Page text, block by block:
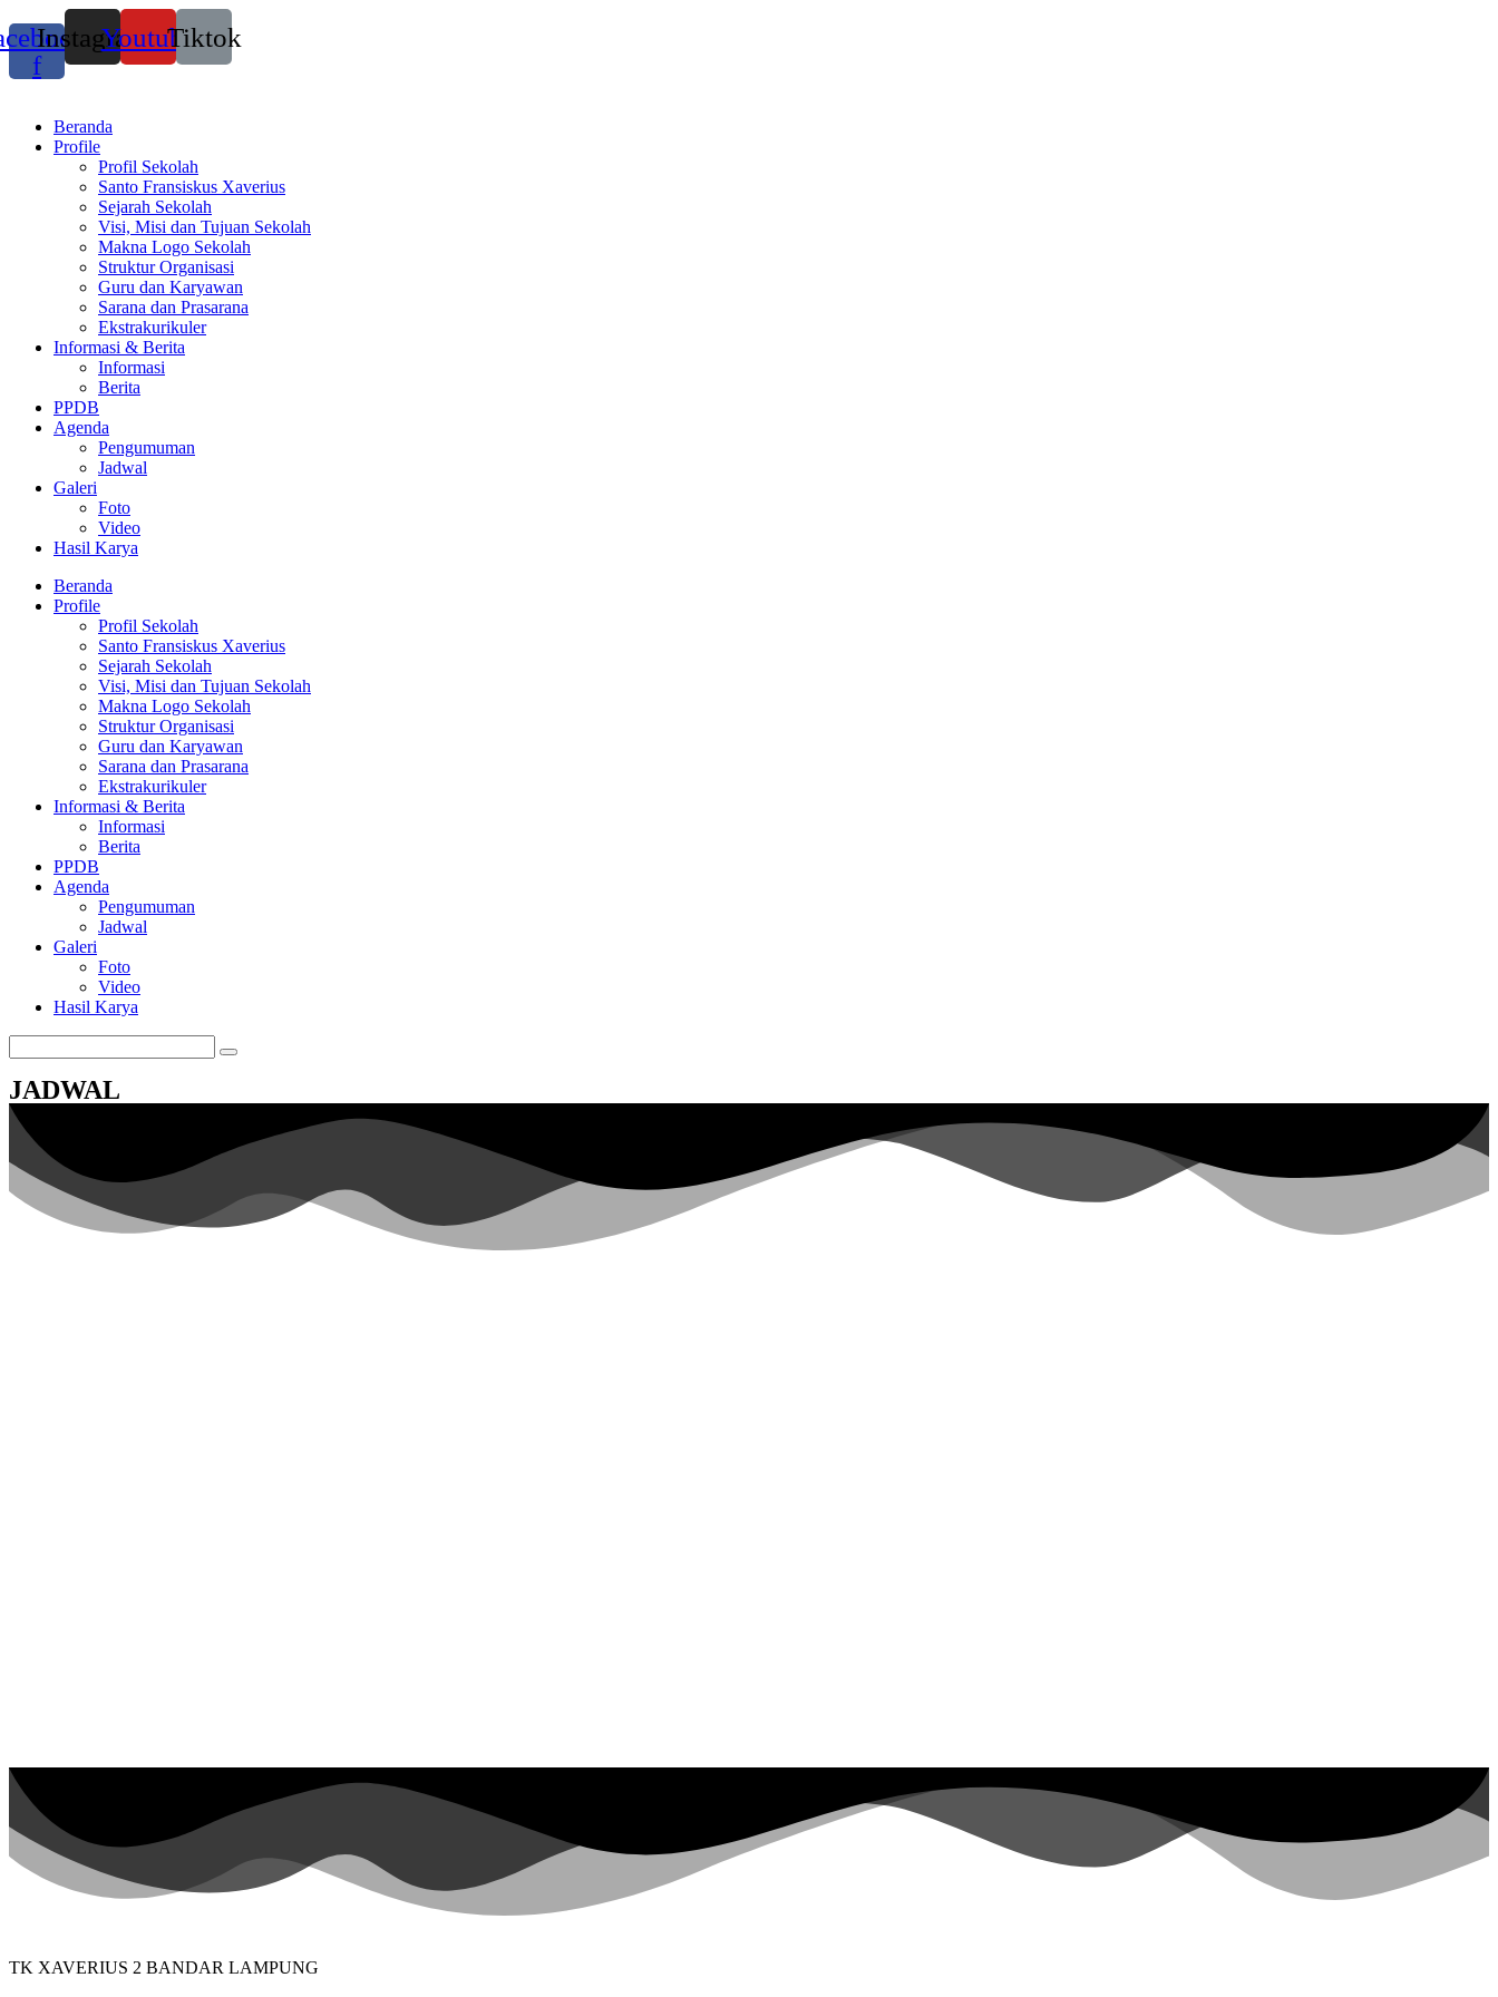
f
InstagramYoutubeTiktok
Beranda
Profile
Profil Sekolah
Santo Fransiskus Xaverius
Sejarah Sekolah
Visi, Misi dan Tujuan Sekolah
Makna Logo Sekolah
Struktur Organisasi
Guru dan Karyawan
Sarana dan Prasarana
Ekstrakurikuler
Informasi & Berita
Informasi
Berita
PPDB
Agenda
Pengumuman
Jadwal
Galeri
Foto
Video
Hasil Karya
Beranda
Profile
Profil Sekolah
Santo Fransiskus Xaverius
Sejarah Sekolah
Visi, Misi dan Tujuan Sekolah
Makna Logo Sekolah
Struktur Organisasi
Guru dan Karyawan
Sarana dan Prasarana
Ekstrakurikuler
Informasi & Berita
Informasi
Berita
PPDB
Agenda
Pengumuman
Jadwal
Galeri
Foto
Video
Hasil Karya
JADWAL
TK XAVERIUS 2 BANDAR LAMPUNG